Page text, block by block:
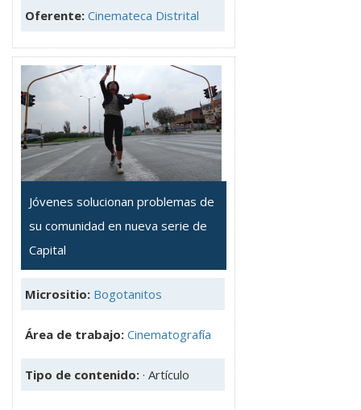
Oferente: Cinemateca Distrital
Jóvenes solucionan problemas de
su comunidad en nueva serie de
Capital
Micrositio: Bogotanitos
Área de trabajo: Cinematografía
Tipo de contenido: · Artículo